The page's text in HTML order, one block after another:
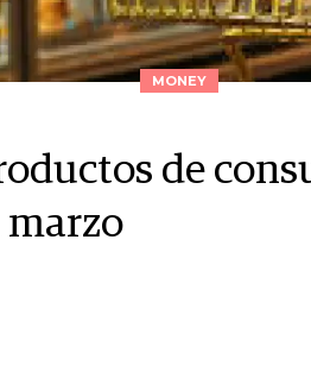
MONEY
de
marzo